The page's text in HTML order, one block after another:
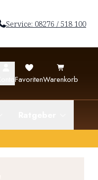
Service: 08276 / 518 100
FavoritenWarenkorb